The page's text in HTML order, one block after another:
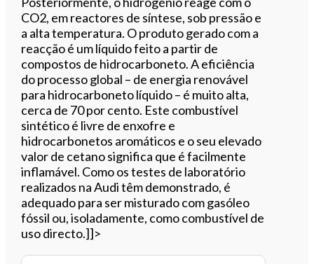
CO2, em reactores de síntese, sob pressão e
a alta temperatura. O produto gerado com a
reacção é um líquido feito a partir de
compostos de hidrocarboneto. A eficiência
do processo global – de energia renovável ​​
para hidrocarboneto líquido – é muito alta,
cerca de 70 por cento. Este combustível
sintético é livre de enxofre e
hidrocarbonetos aromáticos e o seu elevado
valor de cetano significa que é facilmente
inflamável. Como os testes de laboratório
realizados na Audi têm demonstrado, é
adequado para ser misturado com gasóleo
fóssil ou, isoladamente, como combustível de
uso directo.]]>